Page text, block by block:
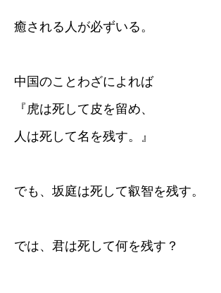
癒される人が必ずいる。
中国のことわざによれば
『虎は死して皮を留め、
人は死して名を残す。』
でも、坂庭は死して叡智を残す。
では、君は死して何を残す？